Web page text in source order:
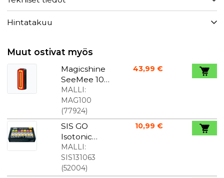
Hintatakuu
Muut ostivat myös
Magicshine
SeeMee 100
V2 takavalo,
jossa on
valo ja
liiketunnisti
n
MALLI:
MAG100
(77924)
43,99 €
SIS GO
Isotonic
Energy Gel
pakkaus 7 x
60 ml
MALLI:
SIS131063
(52004)
10,99 €